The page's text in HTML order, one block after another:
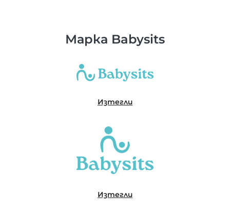
Марка Babysits
Изтегли
Изтегли